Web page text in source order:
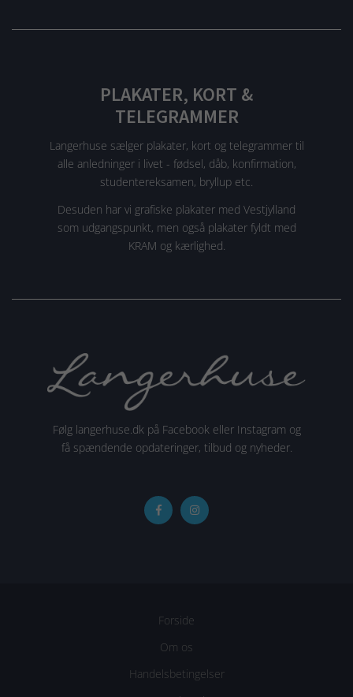
PLAKATER, KORT &
TELEGRAMMER
Langerhuse sælger plakater, kort og telegrammer til
alle anledninger i livet - fødsel, dåb, konfirmation,
studentereksamen, bryllup etc.
Desuden har vi grafiske plakater med Vestjylland
som udgangspunkt, men også plakater fyldt med
KRAM og kærlighed.
Følg langerhuse.dk på Facebook eller Instagram og
få spændende opdateringer, tilbud og nyheder.
Forside
Om os
Handelsbetingelser